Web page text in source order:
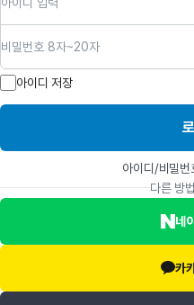
아이디 저장
아이디/비밀번
다른 방
네
카